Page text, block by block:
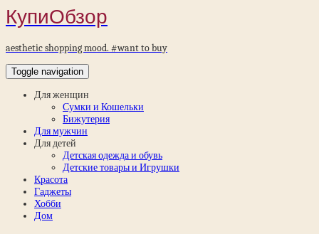
КупиОбзор
aesthetic shopping mood. #want to buy
Toggle navigation
Для женщин
Сумки и Кошельки
Бижутерия
Для мужчин
Для детей
Детская одежда и обувь
Детские товары и Игрушки
Красота
Гаджеты
Хобби
Дом